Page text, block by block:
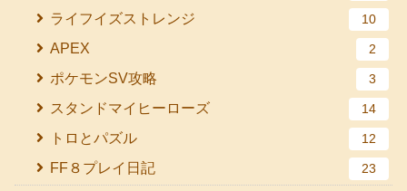
ライフイズストレンジ 10
APEX 2
ポケモンSV攻略 3
スタンドマイヒーローズ 14
トロとパズル 12
FF８プレイ日記 23